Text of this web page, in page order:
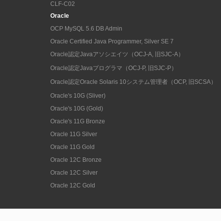
CLF-C02
Oracle
OCP MySQL 5.6 DB Admin
Oracle Certified Java Programmer, Silver SE 7
Oracle認定Javaアソシエイツ（OCJ-A, 旧SJC-A）
Oracle認定Javaプログラマ（OCJ-P, 旧SJC-P）
Oracle認定Oracle Solaris 10システム管理者（OCP, 旧SCSA）
Oracle's 10G (Sliver)
Oracle's 10G (Gold)
Oracle's 11G Bronze
Oracle 11G Silver
Oracle 11G Gold
Oracle 12C Bronze
Oracle 12C Silver
Oracle 12C Gold